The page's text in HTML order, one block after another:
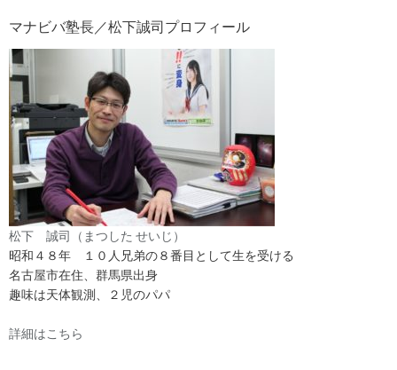
マナビバ塾長／松下誠司プロフィール
松下 誠司（まつした せいじ）
昭和４８年 １０人兄弟の８番目として生を受ける
名古屋市在住、群馬県出身
趣味は天体観測、２児のパパ
詳細はこちら